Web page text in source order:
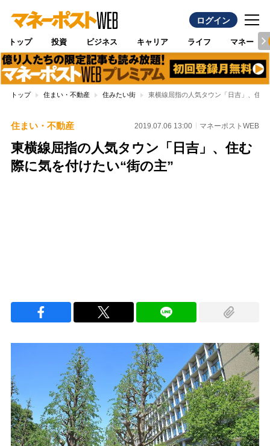
ログイン
トップ 投資 ビジネス キャリア ライフ マネー
トップ 住まい・不動産 住みたい街 東横線屈指の人気タウン「日吉」、住む
住まい・不動産 2019.07.06 13:00 マネーポストWEB
東横線屈指の人気タウン「日吉」、住む
際に気を付けたい“街の主”